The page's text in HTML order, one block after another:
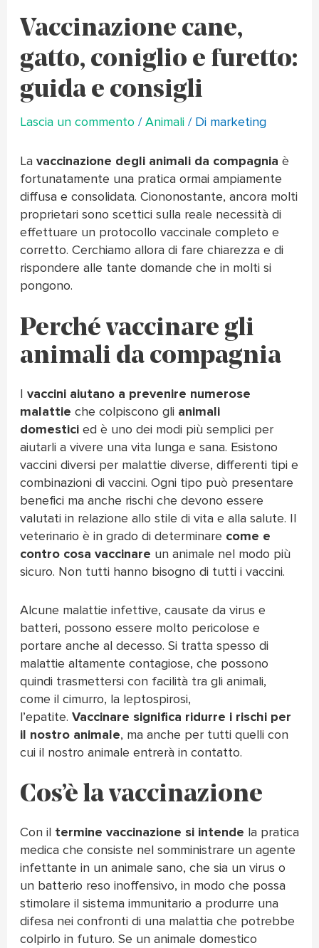
Vaccinazione cane,
gatto, coniglio e furetto:
guida e consigli
Lascia un commento /Animali/ Di marketing
La vaccinazione degli animali da compagnia è
fortunatamente una pratica ormai ampiamente
diffusa e consolidata. Ciononostante, ancora molti
proprietari sono scettici sulla reale necessità di
effettuare un protocollo vaccinale completo e
corretto. Cerchiamo allora di fare chiarezza e di
rispondere alle tante domande che in molti si
pongono.
Perché vaccinare gli
animali da compagnia
I vaccini aiutano a prevenire numerose
malattie che colpiscono gli animali
domesticied è uno dei modi più semplici per
aiutarli a vivere una vita lunga e sana. Esistono
vaccini diversi per malattie diverse, differenti tipi e
combinazioni di vaccini. Ogni tipo può presentare
benefici ma anche rischi che devono essere
valutati in relazione allo stile di vita e alla salute. Il
veterinario è in grado di determinare come e
contro cosa vaccinare un animale nel modo più
sicuro. Non tutti hanno bisogno di tutti i vaccini.
Alcune malattie infettive, causate da virus e
batteri, possono essere molto pericolose e
portare anche al decesso. Si tratta spesso di
malattie altamente contagiose, che possono
quindi trasmettersi con facilità tra gli animali,
come il cimurro, la leptospirosi,
l’epatite. Vaccinare significa ridurre i rischi per
il nostro animale, ma anche per tutti quelli con
cui il nostro animale entrerà in contatto.
Cos’è la vaccinazione
Con il termine vaccinazione si intende la pratica
medica che consiste nel somministrare un agente
infettante in un animale sano, che sia un virus o
un batterio reso inoffensivo, in modo che possa
stimolare il sistema immunitario a produrre una
difesa nei confronti di una malattia che potrebbe
colpirlo in futuro. Se un animale domestico